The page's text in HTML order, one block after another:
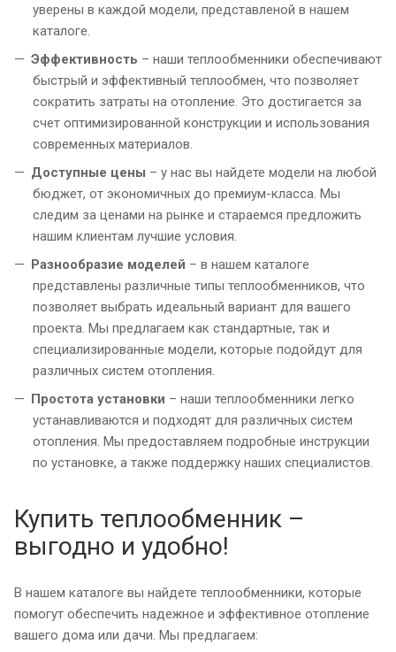
уверены в каждой модели, представленой в нашем
каталоге.
Эффективность – наши теплообменники обеспечивают
быстрый и эффективный теплообмен, что позволяет
сократить затраты на отопление. Это достигается за
счет оптимизированной конструкции и использования
современных материалов.
Доступные цены – у нас вы найдете модели на любой
бюджет, от экономичных до премиум-класса. Мы
следим за ценами на рынке и стараемся предложить
нашим клиентам лучшие условия.
Разнообразие моделей – в нашем каталоге
представлены различные типы теплообменников, что
позволяет выбрать идеальный вариант для вашего
проекта. Мы предлагаем как стандартные, так и
специализированные модели, которые подойдут для
различных систем отопления.
Простота установки – наши теплообменники легко
устанавливаются и подходят для различных систем
отопления. Мы предоставляем подробные инструкции
по установке, а также поддержку наших специалистов.
Купить теплообменник –
выгодно и удобно!
В нашем каталоге вы найдете теплообменники, которые
помогут обеспечить надежное и эффективное отопление
вашего дома или дачи. Мы предлагаем: